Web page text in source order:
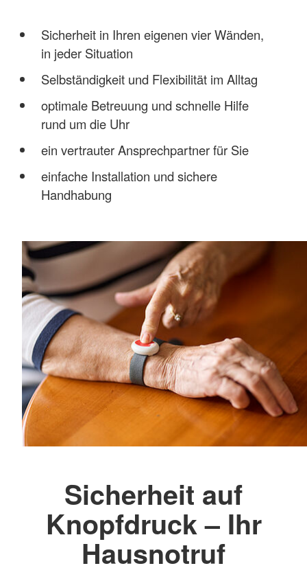
Sicherheit in Ihren eigenen vier Wänden,
in jeder Situation
Selbständigkeit und Flexibilität im Alltag
optimale Betreuung und schnelle Hilfe
rund um die Uhr
ein vertrauter Ansprechpartner für Sie
einfache Installation und sichere
Handhabung
Sicherheit auf
Knopfdruck – Ihr
Hausnotruf